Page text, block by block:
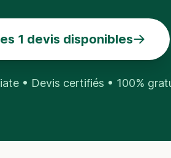
1 devis disponibles
• Devis certifiés • 100%